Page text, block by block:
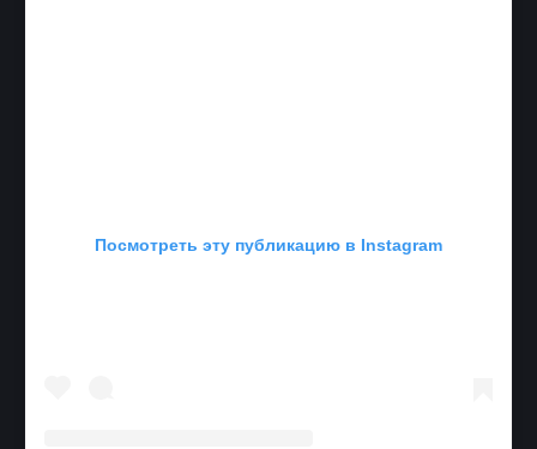
Посмотреть эту публикацию в Instagram